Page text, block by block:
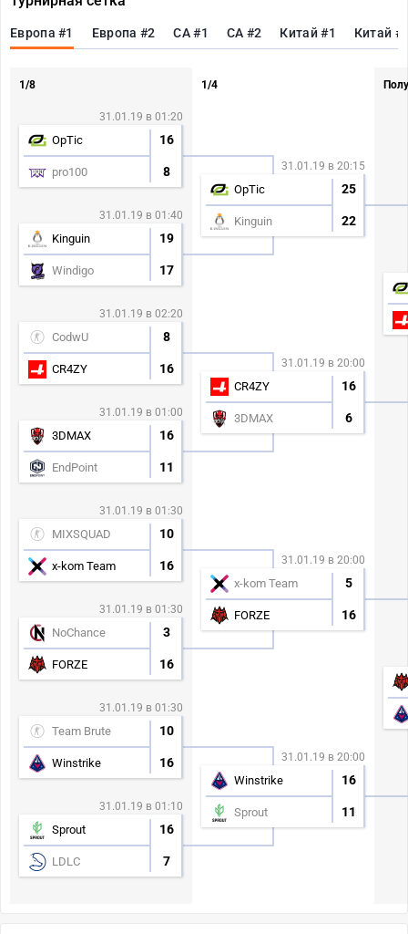
Европа #1 Европа #2 СА #1 СА #2 Китай #1 Китай
1/8
31.01.19 в 01:20
OpTic 16
pro100 8
31.01.19 в 01:40
Kinguin 19
Windigo 17
31.01.19 в 02:20
CodwU 8
CR4ZY 16
31.01.19 в 01:00
3DMAX 16
EndPoint 11
31.01.19 в 01:30
MIXSQUAD 10
x-kom Team 16
31.01.19 в 01:30
NoChance 3
FORZE 16
31.01.19 в 01:30
Team Brute 10
Winstrike 16
31.01.19 в 01:10
Sprout 16
LDLC 7
1/4
31.01.19 в 20:15
OpTic 25
Kinguin 22
31.01.19 в 20:00
CR4ZY 16
3DMAX 6
31.01.19 в 20:00
x-kom Team 5
FORZE 16
31.01.19 в 20:00
Winstrike 16
Sprout 11